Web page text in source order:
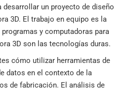
desarrollar un proyecto de diseño
3D. El trabajo en equipo es la
y computadoras para
3D son las tecnologías duras.
cómo utilizar herramientas de
datos en el contexto de la
de fabricación. El análisis de